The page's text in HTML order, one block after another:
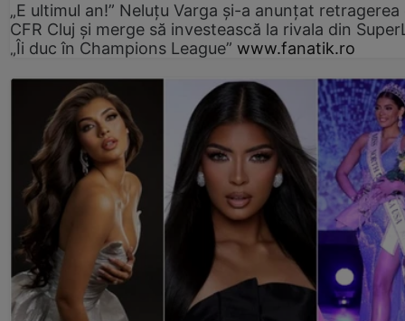
„E ultimul an!” Neluțu Varga și-a anunțat retragerea
CFR Cluj și merge să investească la rivala din
„Îi duc în Champions League” www.fanatik.ro